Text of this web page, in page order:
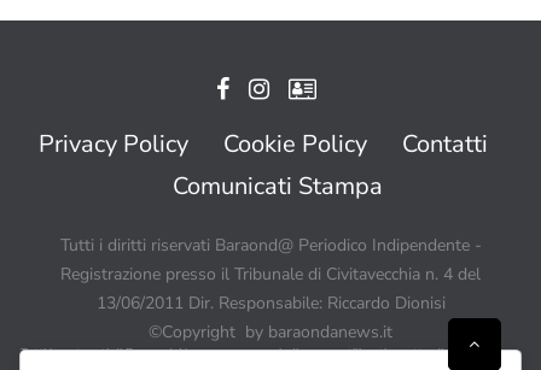
Privacy Policy Cookie Policy
Contatti
Comunicati Stampa
Tutti i diritti riservati Baraond@ Periodico Indipendente -
Registrazione presso il Tribunale di Civitavecchia n. 4 del
13/06/2011 Dir. Responsabile: Riccardo Dionisi
©Copyright by baraondanews.it
Tutti i contenuti di BaraondaNews possono quindi essere utilizzati a patto di citare sempre
Baraondanews.it come fonte ed inserire un link o un collegamento visibile a